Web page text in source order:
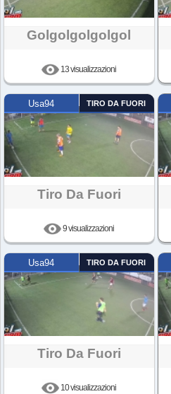
Golgolgolgolgol
13 visualizzazioni
Usa94 TIRO DA FUORI
Tiro Da Fuori
9 visualizzazioni
Usa94 TIRO DA FUORI
Tiro Da Fuori
10 visualizzazioni